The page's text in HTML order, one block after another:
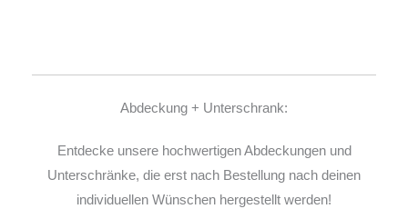
Abdeckung + Unterschrank:
Entdecke unsere hochwertigen Abdeckungen und
Unterschränke, die erst nach Bestellung nach deinen
individuellen Wünschen hergestellt werden!